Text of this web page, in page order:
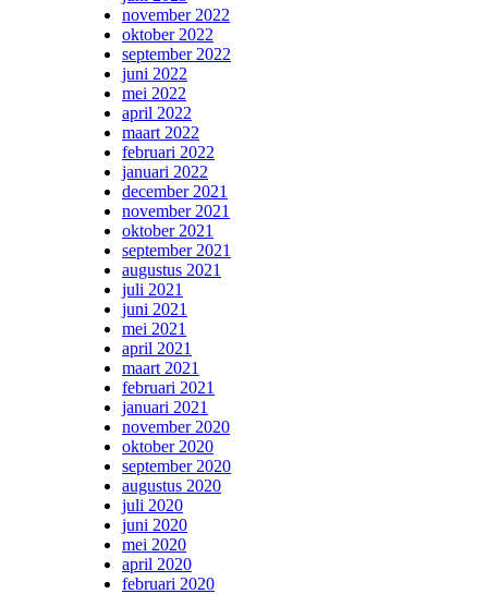
november 2022
oktober 2022
september 2022
juni 2022
mei 2022
april 2022
maart 2022
februari 2022
januari 2022
december 2021
november 2021
oktober 2021
september 2021
augustus 2021
juli 2021
juni 2021
mei 2021
april 2021
maart 2021
februari 2021
januari 2021
november 2020
oktober 2020
september 2020
augustus 2020
juli 2020
juni 2020
mei 2020
april 2020
februari 2020